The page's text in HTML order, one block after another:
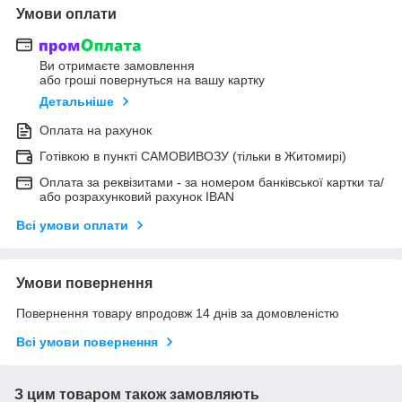
Умови оплати
Ви отримаєте замовлення
або гроші повернуться на вашу картку
Детальніше
Оплата на рахунок
Готівкою в пункті САМОВИВОЗУ (тільки в Житомирі)
Оплата за реквізитами - за номером банківської картки та/
або розрахунковий рахунок IBAN
Всі умови оплати
Умови повернення
Повернення товару впродовж 14 днів за домовленістю
Всі умови повернення
З цим товаром також замовляють